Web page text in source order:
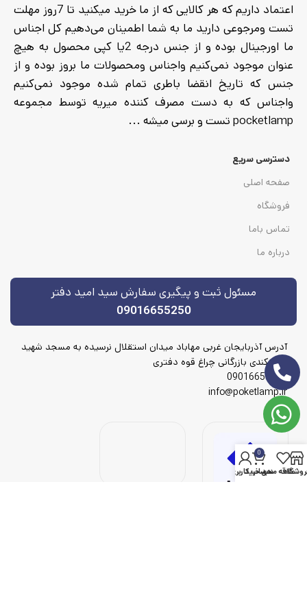
اعتماد داریم که هر کالایی که از ما خرید میکنید تا 7روز مهلت
تست ومرجوعی دارید ما به شما اطمینان می‌دهیم کل اجناس
ما اورجینال بوده و از جنس درجه 2یا کپی محصول به هیچ
عنوان موجود نمی‌کنیم واجناس ومحصولات ما بروز بوده و از
جنس که تاریخ انقضا باطری تمام شده موجود نمی‌کنیم
واجناس که به دست مصرف کننده میریه توسط مجموعه
pocketlamp تست و برسی میشه ...
دسترسی سریع
صفحه اصلی
فروشگاه
تماس باما
درباره ما
مسئول ثبت و پیگیری سفارش سید امید دفتر
09016655250
آدرس آذربایجان غربی مهاباد میدان استقلال نرسیده به مسجد شهید
شهریکندی بازرگانی چراغ قوه دفتری
09016655250
info@poketlamp.ir
علاقه مندی
0
سبد خرید
حساب کاربری من